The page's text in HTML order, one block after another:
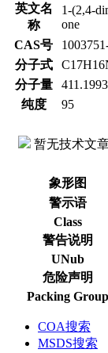
英文名
称
1-(2,4-
one
CAS号
分子式
分子量
411.1993
纯度
95
暂无技术文
象形图
警示语
Class
警告说明
UNub
危险声明
Packing Group
COA搜索
MSDS搜索